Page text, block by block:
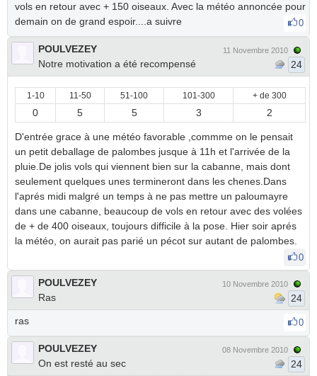
vols en retour avec + 150 oiseaux. Avec la météo annoncée pour
demain on de grand espoir....a suivre
0
POULVEZEY
Notre motivation a été recompensé
11 Novembre 2010
24
1-10 11-50 51-100 101-300 + de 300
0 5 5 3 2
D'entrée grace à une météo favorable ,commme on le pensait
un petit deballage de palombes jusque à 11h et l'arrivée de la
pluie.De jolis vols qui viennent bien sur la cabanne, mais dont
seulement quelques unes termineront dans les chenes.Dans
l'aprés midi malgré un temps à ne pas mettre un paloumayre
dans une cabanne, beaucoup de vols en retour avec des volées
de + de 400 oiseaux, toujours difficile à la pose. Hier soir aprés
la météo, on aurait pas parié un pécot sur autant de palombes.
0
POULVEZEY
Ras
10 Novembre 2010
24
ras
0
POULVEZEY
On est resté au sec
08 Novembre 2010
24